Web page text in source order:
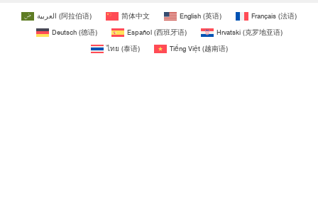
العربية (阿拉伯语) 简体中文 English (英语) Français (法语)
Deutsch(德语) Español(西班牙语) Hrvatski(克罗地亚语)
ไทย (泰语) Tiếng Việt(越南语)